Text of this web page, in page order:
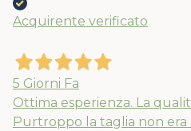
Acquirente verificato
5 Giorni Fa
Ottima esperienza. La
Purtroppo la taglia non era